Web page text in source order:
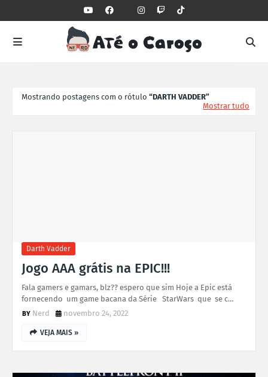
Mostrando postagens com o rótulo
DARTH VADDER
Mostrar tudo
Darth Vadder
Jogo AAA grátis na EPIC!!!
Fala gamers e gamars, blz?? espero que sim Hoje a Epic está
fornecendo um game bacana da Série StarWars que se c…
Nerd
novembro 24, 2022
VEJA MAIS »